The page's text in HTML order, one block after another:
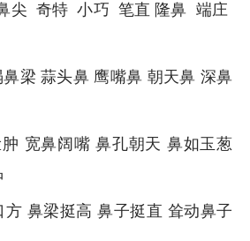
尖 奇特 小巧 笔直 隆鼻 端庄
梁 蒜头鼻 鹰嘴鼻 朝天鼻 深鼻
宽鼻阔嘴 鼻孔朝天 鼻如玉葱
鼻梁挺高 鼻子挺直 耸动鼻子